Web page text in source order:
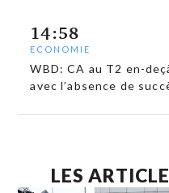
14:58
ECONOMIE
WBD: CA au T2 en-
avec l’absence de
LES